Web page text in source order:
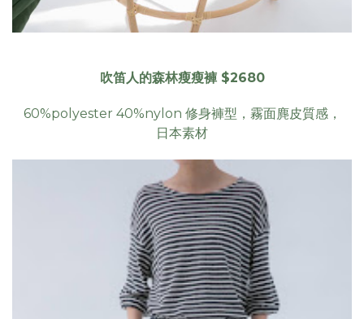
吹笛人的森林瘦瘦褲 $2680
60%polyester 40%nylon 修身褲型，霧面麂皮質感，
日本素材